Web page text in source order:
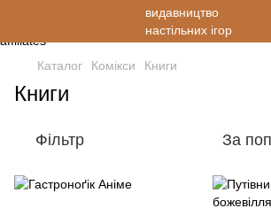
Каталог Комікси Книги
Книги
Фільтр За